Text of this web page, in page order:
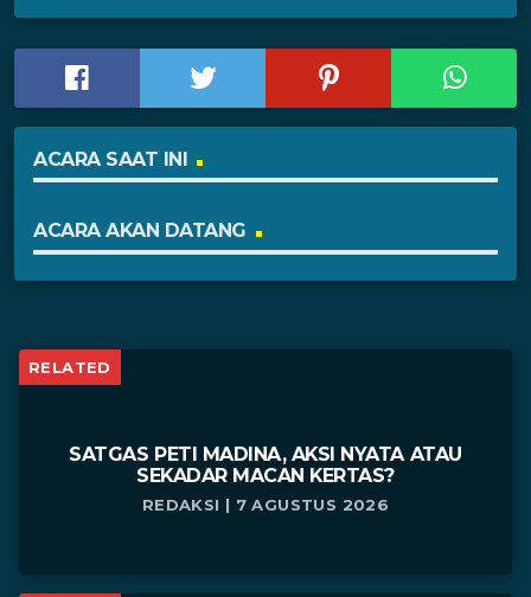
ACARA SAAT INI
ACARA AKAN DATANG
RELATED
SATGAS PETI MADINA, AKSI NYATA ATAU
SEKADAR MACAN KERTAS?
REDAKSI | 7 AGUSTUS 2026